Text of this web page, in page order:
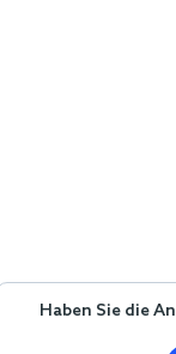
Haben Sie die